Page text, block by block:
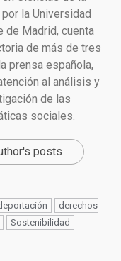
la Universidad
de Madrid, cuenta
de más de tres
prensa española,
al análisis y
de las
sociales.
posts
derechos
Sostenibilidad